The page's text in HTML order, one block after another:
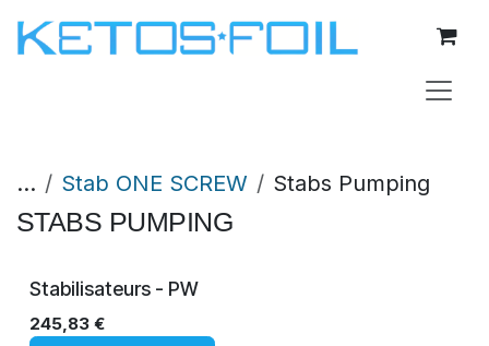
... Stab ONE SCREW Stabs Pumping
STABS PUMPING
Stabilisateurs - PW
245,83 €